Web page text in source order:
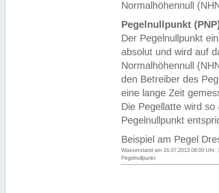
Normalhöhennull
Pegelnullpunkt
Der Pegelnullpunkt
absolut und wird auf
Normalhöhennull
den Betreiber des
eine lange Zeit
Die Pegellatte wird
Pegelnullpunkt
Beispiel am Pegel
Wasserstand am 16.07.2013 08:00 Uhr:
Pegelnullpunkt